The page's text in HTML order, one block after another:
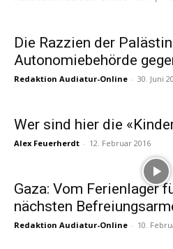
Die Razzien der
Autonomiebehörde
Redaktion Audiatur-Online - 30. Juni
Wer sind hier die
Alex Feuerherdt - 12. Februar 2016
Gaza: Vom Ferienlager
nächsten
Redaktion Audiatur-Online - 10.